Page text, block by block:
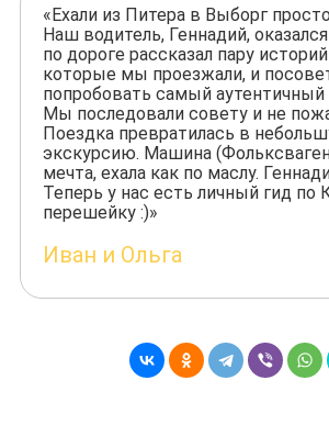
«Ехали из Питера в Выборг
Наш водитель, Геннадий,
по дороге рассказал пару
которые мы проезжали, и
попробовать самый
Мы последовали совету и не
Поездка превратилась в
экскурсию. Машина
мечта, ехала как по маслу.
Теперь у нас есть личный гид по
перешейку :)»
Иван и Ольга